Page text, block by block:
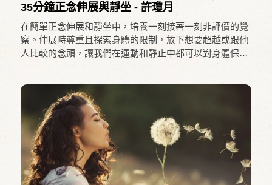
35分鐘正念伸展與靜坐 - 許瓊月
在簡單正念伸展和靜坐中，培養一刻接著一刻非評價的覺
察。伸展時尊重且探索身體的限制，放下想要超越或跟他
人比較的念頭，讓我們在運動和靜止中都可以對身體保持